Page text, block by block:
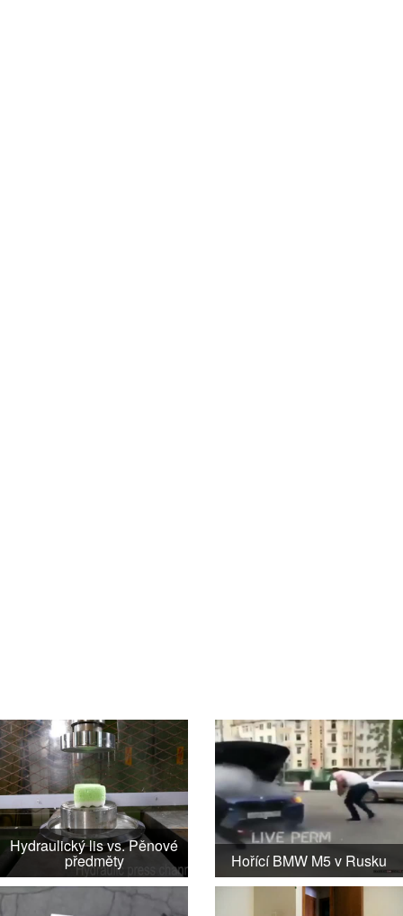
Hydraulický lis vs. Pěnové
předměty Hořící BMW M5 v Rusku